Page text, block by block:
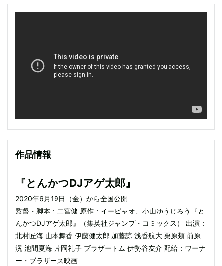
作品情報
『とんかつDJアゲ太郎』
2020年6月19日（金）から全国公開
監督・脚本：二宮健 原作：イーピャオ、小山ゆうじろう『と
んかつDJアゲ太郎』（集英社ジャンプ・コミックス） 出演：
北村匠海 山本舞香 伊藤健太郎 加藤諒 浅香航大 栗原類 前原
滉 池間夏海 片岡礼子 ブラザートム 伊勢谷友介 配給：ワーナ
ー・ブラザース映画